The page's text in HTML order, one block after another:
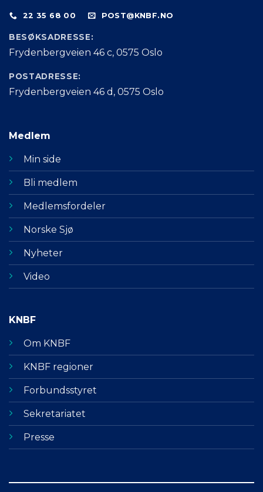
22 35 68 00 POST@KNBF.NO
BESØKSADRESSE:
Frydenbergveien 46 c, 0575 Oslo
POSTADRESSE:
Frydenbergveien 46 d, 0575 Oslo
Medlem
Min side
Bli medlem
Medlemsfordeler
Norske Sjø
Nyheter
Video
KNBF
Om KNBF
KNBF regioner
Forbundsstyret
Sekretariatet
Presse